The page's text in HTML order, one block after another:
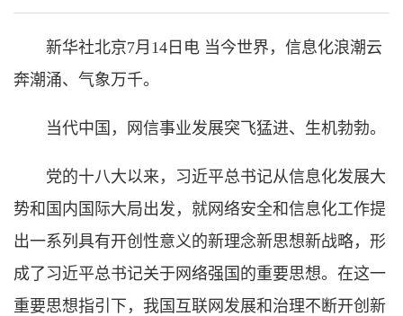
新华社北京7月14日电 当今世界，信息化浪潮云
奔潮涌、气象万千。
当代中国，网信事业发展突飞猛进、生机勃勃。
党的十八大以来，习近平总书记从信息化发展大
势和国内国际大局出发，就网络安全和信息化工作提
出一系列具有开创性意义的新理念新思想新战略，形
成了习近平总书记关于网络强国的重要思想。在这一
重要思想指引下，我国互联网发展和治理不断开创新